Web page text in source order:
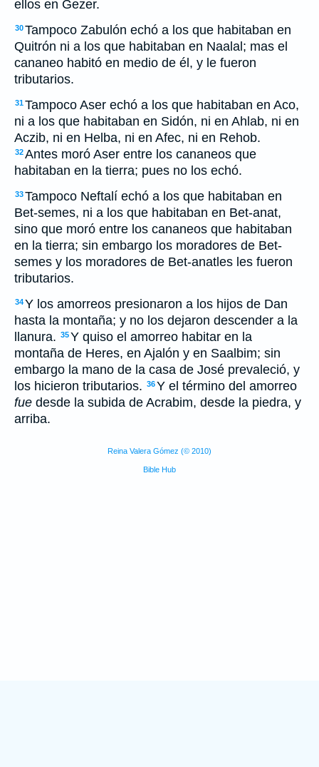
ellos en Gezer.
30Tampoco Zabulón echó a los que habitaban en
Quitrón ni a los que habitaban en Naalal; mas el
cananeo habitó en medio de él, y le fueron
tributarios.
31Tampoco Aser echó a los que habitaban en Aco,
ni a los que habitaban en Sidón, ni en Ahlab, ni en
Aczib, ni en Helba, ni en Afec, ni en Rehob.
32Antes moró Aser entre los cananeos que
habitaban en la tierra; pues no los echó.
33Tampoco Neftalí echó a los que habitaban en
Bet-semes, ni a los que habitaban en Bet-anat,
sino que moró entre los cananeos que habitaban
en la tierra; sin embargo los moradores de Bet-
semes y los moradores de Bet-anatles les fueron
tributarios.
34Y los amorreos presionaron a los hijos de Dan
hasta la montaña; y no los dejaron descender a la
llanura. 35Y quiso el amorreo habitar en la
montaña de Heres, en Ajalón y en Saalbim; sin
embargo la mano de la casa de José prevaleció, y
los hicieron tributarios. 36Y el término del amorreo
fue desde la subida de Acrabim, desde la piedra, y
arriba.
Reina Valera Gómez (© 2010)
Bible Hub